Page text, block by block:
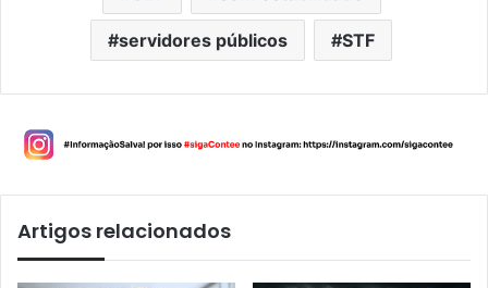
servidores públicos STF
Artigos relacionados